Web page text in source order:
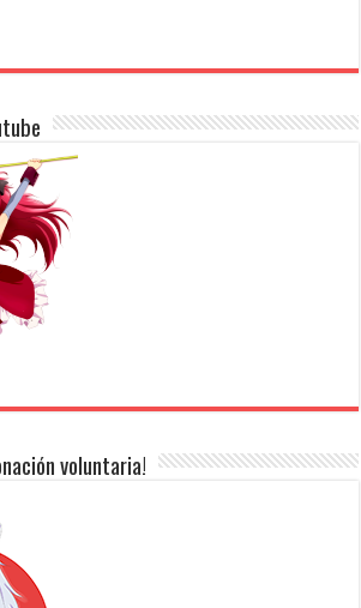
voluntaria!